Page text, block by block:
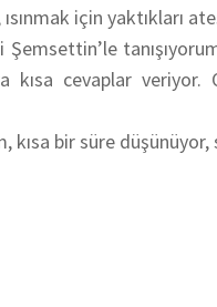
için yaktıkları
kısa cevaplar
kısa bir süre